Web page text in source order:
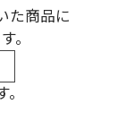
た商品に
。